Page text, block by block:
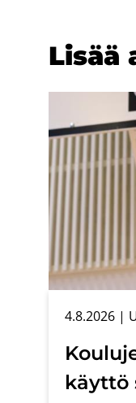
Lisää
käyt­tö
4.8.2026 |